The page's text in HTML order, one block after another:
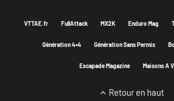
VTTAE.fr FullAttack MX2K Enduro Mag
Génération 4×4 Génération Sans Permis
Escapade Magazine Maisons A
Retour en haut